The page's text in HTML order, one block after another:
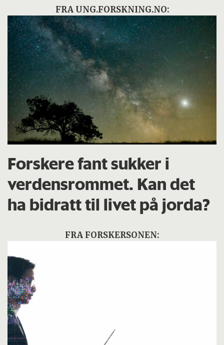
FRA UNG.FORSKNING.NO:
Forskere fant sukker i
verdensrommet. Kan det
ha bidratt til livet på jorda?
FRA FORSKERSONEN: